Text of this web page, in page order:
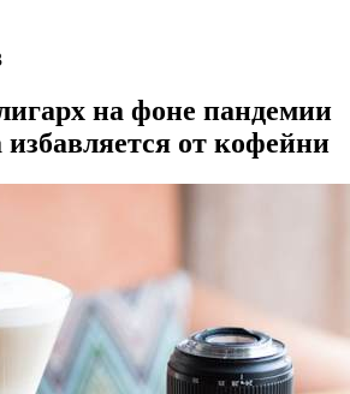
на фоне пандемии
избавляется от кофейни